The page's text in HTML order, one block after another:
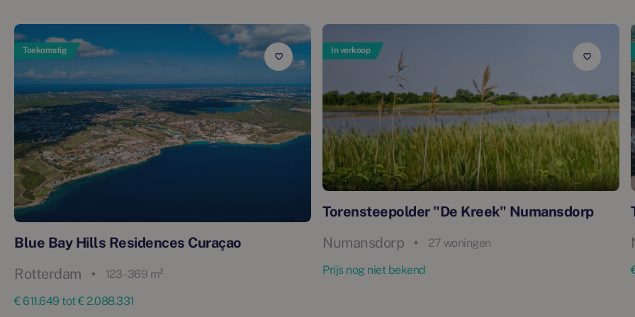
Toekomstig
Blue Bay Hills Residences Curaçao
Rotterdam
123 - 369 m²
€ 611.649 tot € 2.088.331
In verkoop
Torensteepolder "De Kreek" Numansdorp
Numansdorp
27 woningen
Prijs nog niet bekend